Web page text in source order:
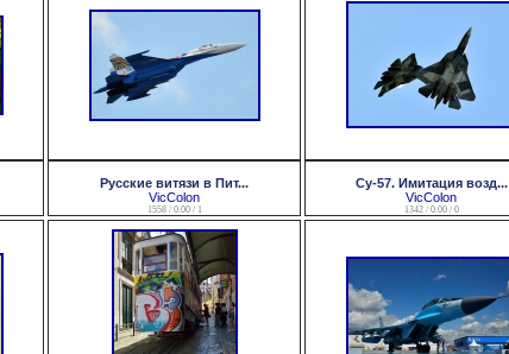
Русские витязи в Пит...
VicColon
1558 / 0.00 / 1
Су-57. Имитация возд...
VicColon
1342 / 0.00 / 0